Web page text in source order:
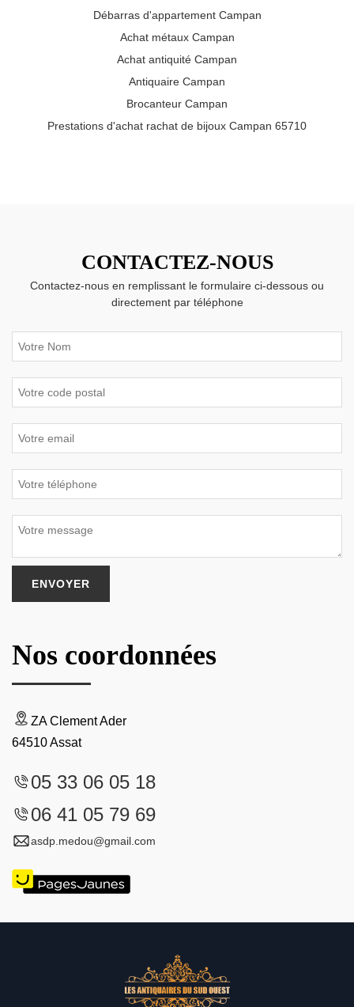
Débarras d'appartement Campan
Achat métaux Campan
Achat antiquité Campan
Antiquaire Campan
Brocanteur Campan
Prestations d'achat rachat de bijoux Campan 65710
CONTACTEZ-NOUS
Contactez-nous en remplissant le formulaire ci-dessous ou
directement par téléphone
Nos coordonnées
ZA Clement Ader
64510 Assat
05 33 06 05 18
06 41 05 79 69
asdp.medou@gmail.com